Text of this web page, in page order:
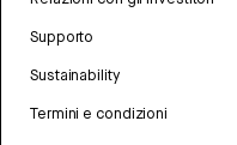
Supporto
Sustainability
Termini e condizioni